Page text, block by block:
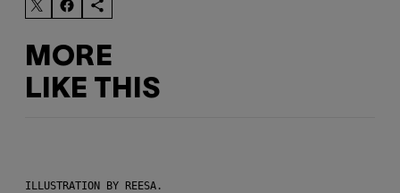
MORE
LIKE THIS
ILLUSTRATION BY REESA.